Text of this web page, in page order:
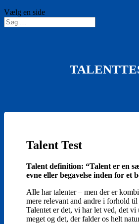
Vælg en side
Talent Test
Talent definition: “Talent er en
evne eller begavelse inden for et
Alle har talenter – men der er
mere relevant and andre i forhold
Talentet er det, vi har let ved, det vi
meget og det, der falder os helt